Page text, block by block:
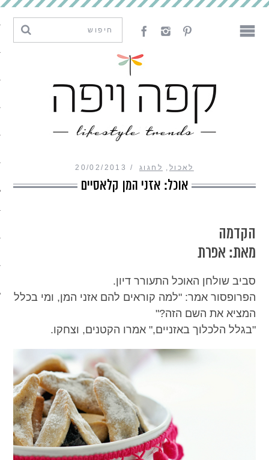
אמנות
לאכול , לחגוג 20/02/2013
אוכל: אזני המן קלאסיים
הקדמה
מאת: אפרת
סביב שולחן האוכל התעורר דיון.
הפרופסור אמר: "למה קוראים להם אזני המן, ומי בכלל
המציא את השם הזה?"
"בגלל הלכלוך באזניים," אמרו הקטנים, וצחקו.